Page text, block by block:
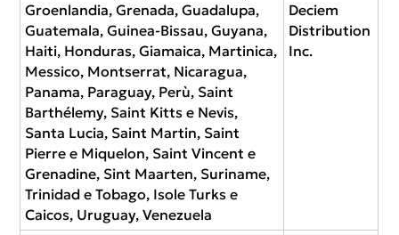
Groenlandia, Grenada, Guadalupa,
Guatemala, Guinea-Bissau, Guyana,
Haiti, Honduras, Giamaica, Martinica,
Messico, Montserrat, Nicaragua,
Panama, Paraguay, Perù, Saint
Barthélemy, Saint Kitts e Nevis,
Santa Lucia, Saint Martin, Saint
Pierre e Miquelon, Saint Vincent e
Grenadine, Sint Maarten, Suriname,
Trinidad e Tobago, Isole Turks e
Caicos, Uruguay, Venezuela
Deciem
Distribution
Inc.